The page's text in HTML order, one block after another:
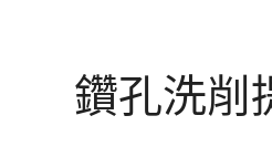
鑽孔洗削